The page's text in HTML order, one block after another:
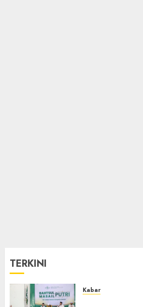
TERKINI
Kabar